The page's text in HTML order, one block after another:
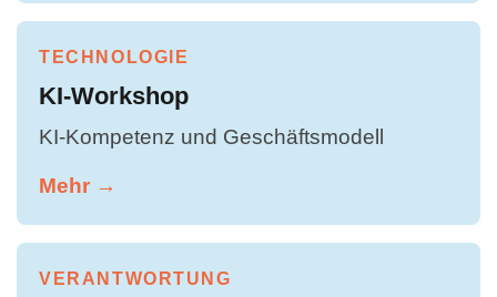
TECHNOLOGIE
KI-Workshop
KI-Kompetenz und Geschäftsmodell
Mehr →
VERANTWORTUNG